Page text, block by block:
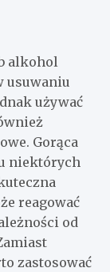
alkohol
usuwaniu
używać
Gorąca
niektórych
reagować
od
zastosować